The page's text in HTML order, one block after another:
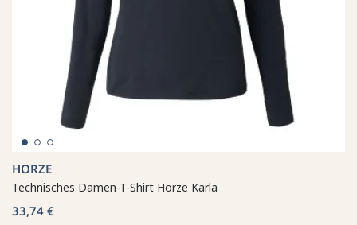
HORZE
Technisches Damen-T-Shirt Horze Karla
33,74 €